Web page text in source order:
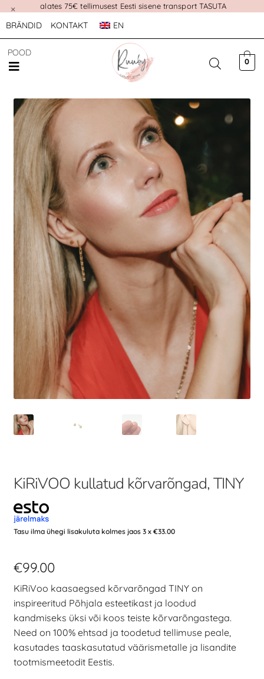
alates 75€ tellimusest Eesti sisene transport TASUTA
×
BRÄNDID KONTAKT EN
POOD
0
KiRiVOO kullatud kõrvarõngad, TINY
Tasu ilma ühegi lisakuluta kolmes jaos 3 x €33.00
€99.00
KiRiVoo kaasaegsed kõrvarõngad TINY on
inspireeritud Põhjala esteetikast ja loodud
kandmiseks üksi või koos teiste kõrvarõngastega.
Need on 100% ehtsad ja toodetud tellimuse peale,
kasutades taaskasutatud väärismetalle ja lisandite
tootmismeetodit Eestis.